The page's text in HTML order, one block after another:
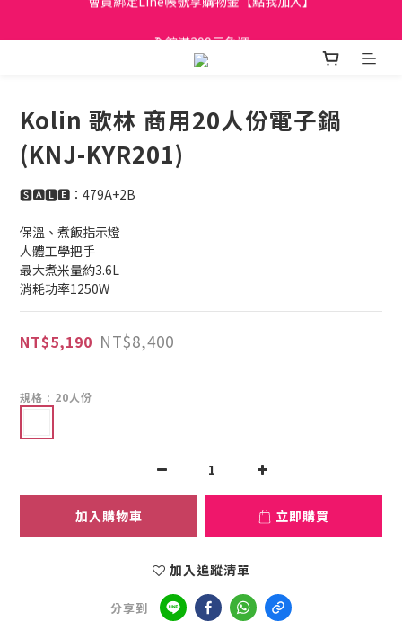
日立家電、國際牌 原廠管制價格 私訊優惠價
Kolin 歌林 商用20人份電子鍋
(KNJ-KYR201)
🆂🅰🅻🅴：479A+2B
保溫、煮飯指示燈
人體工學把手
最大煮米量約3.6L
消耗功率1250W
NT$5,190 NT$8,400
規格 : 20人份
加入購物車 立即購買
加入追蹤清單
分享到